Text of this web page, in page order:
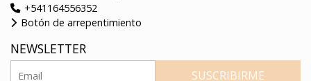
+541164556352
Botón de arrepentimiento
NEWSLETTER
SUSCRIBIRME